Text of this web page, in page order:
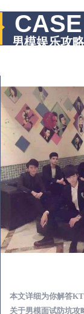
CASE
男模娱乐攻略
本文详细为你解答
关于男模面试防坑攻